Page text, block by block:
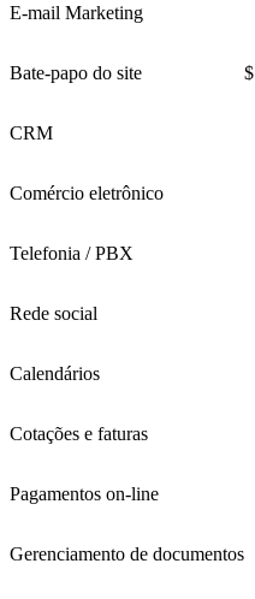
E-mail Marketing
Bate-papo do site $
CRM
Comércio eletrônico
Telefonia / PBX
Rede social
Calendários
Cotações e faturas
Pagamentos on-line
Gerenciamento de documentos